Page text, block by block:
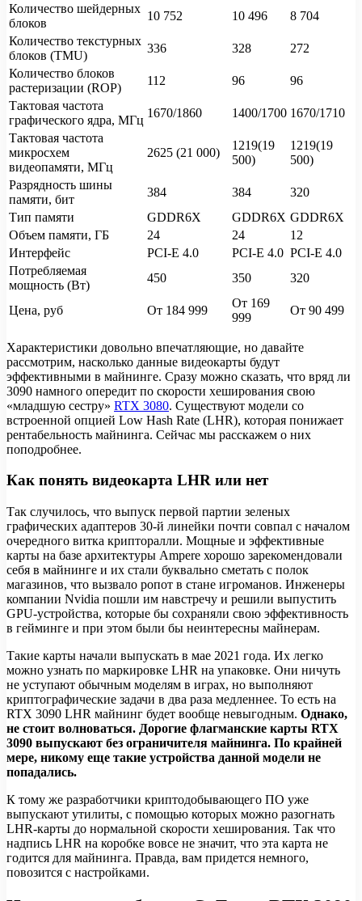
Количество шейдерных
блоков
10 752 10 496
8 704
Количество текстурных
блоков (TMU)
336 328
272
Количество блоков
растеризации (ROP)
112 96
96
Тактовая частота
графического ядра, МГц
1670/1860 1400/1700 1670/1710
Тактовая частота
микросхем
видеопамяти, МГц
2625 (21 000)
1219(19
500)
1219(19
500)
Разрядность шины
памяти, бит
384 384
320
Тип памяти
GDDR6X GDDR6X GDDR6X
Объем памяти, ГБ
24 24
12
Интерфейс
PCI-E 4.0 PCI-E 4.0 PCI-E 4.0
Потребляемая
мощность (Вт)
450 350 320
Цена, руб От 184 999
От 169
999
От 90 499
Характеристики довольно впечатляющие, но давайте
рассмотрим, насколько данные видеокарты будут
эффективными в майнинге. Сразу можно сказать, что вряд ли
3090 намного опередит по скорости хеширования свою
«младшую сестру» RTX 3080. Существуют модели со
встроенной опцией Low Hash Rate (LHR), которая понижает
рентабельность майнинга. Сейчас мы расскажем о них
поподробнее.
Как понять видеокарта LHR или нет
Так случилось, что выпуск первой партии зеленых
графических адаптеров 30-й линейки почти совпал с началом
очередного витка крипторалли. Мощные и эффективные
карты на базе архитектуры Ampere хорошо зарекомендовали
себя в майнинге и их стали буквально сметать с полок
магазинов, что вызвало ропот в стане игроманов. Инженеры
компании Nvidia пошли им навстречу и решили выпустить
GPU-устройства, которые бы сохраняли свою эффективность
в гейминге и при этом были бы неинтересны майнерам.
Такие карты начали выпускать в мае 2021 года. Их легко
можно узнать по маркировке LHR на упаковке. Они ничуть
не уступают обычным моделям в играх, но выполняют
криптографические задачи в два раза медленнее. То есть на
RTX 3090 LHR майнинг будет вообще невыгодным. Однако,
не стоит волноваться. Дорогие флагманские карты RTX
3090 выпускают без ограничителя майнинга. По крайней
мере, никому еще такие устройства данной модели не
попадались.
К тому же разработчики криптодобывающего ПО уже
выпускают утилиты, с помощью которых можно разогнать
LHR-карты до нормальной скорости хеширования. Так что
надпись LHR на коробке вовсе не значит, что эта карта не
годится для майнинга. Правда, вам придется немного,
повозится с настройками.